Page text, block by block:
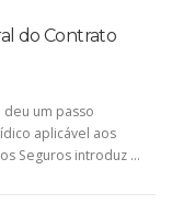
do Contrato
deu um passo
aplicável aos
Seguros introduz …